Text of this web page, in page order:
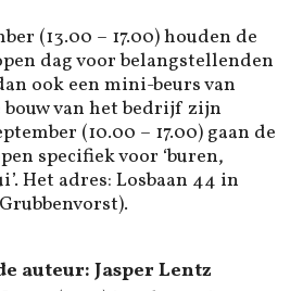
(13.00 – 17.00) houden de
dag voor belangstellenden
ook een mini-beurs van
van het bedrijf zijn
(10.00 – 17.00) gaan de
specifiek voor ‘buren,
Het adres: Losbaan 44 in
auteur: Jasper Lentz